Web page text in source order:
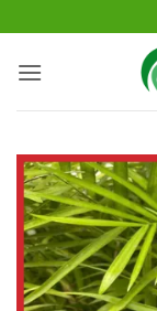
qua
nội